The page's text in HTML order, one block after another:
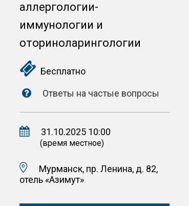
аллергологии-
иммунологии и
оториноларингологии
Бесплатно
Ответы на частые вопросы
31.10.2025 10:00
(время местное)
Мурманск, пр. Ленина, д. 82,
отель «Азимут»